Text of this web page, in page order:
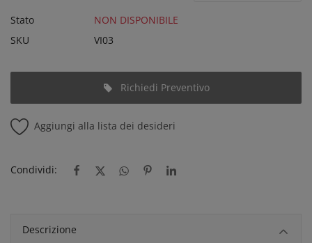
Stato
NON DISPONIBILE
SKU
VI03
Richiedi Preventivo
Aggiungi alla lista dei desideri
Condividi:
Descrizione